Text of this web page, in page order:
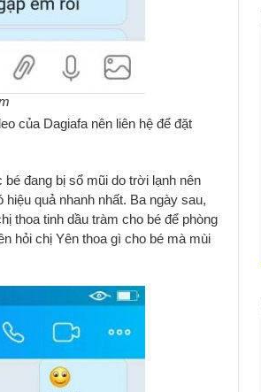
của Dagiafa nên liên hệ để đặt
đang bị sổ mũi do trời lạnh nên
quả nhanh nhất. Ba ngày sau,
thoa tinh dầu tràm cho bé để phòng
hỏi chị Yên thoa gì cho bé mà mùi